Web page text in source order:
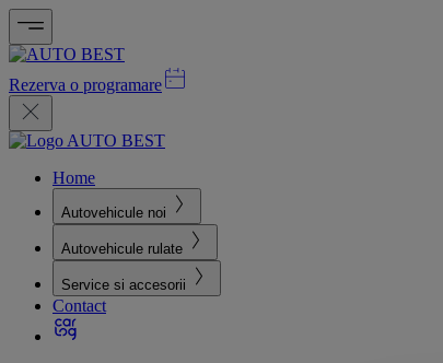
Rezerva o programare
Home
Autovehicule noi
Autovehicule rulate
Service si accesorii
Contact